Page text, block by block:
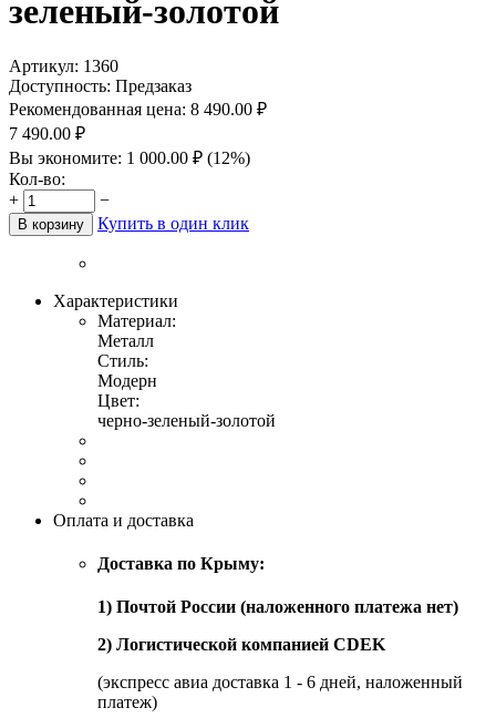
зеленый-золотой
Артикул: 1360
Доступность: Предзаказ
Рекомендованная цена: 8 490.00 ₽
7 490.00 ₽
Вы экономите: 1 000.00 ₽ (12%)
Кол-во:
+
−
В корзину Купить в один клик
Характеристики
Материал:
Металл
Стиль:
Модерн
Цвет:
черно-зеленый-золотой
Оплата и доставка
Доставка по Крыму:
1) Почтой России (наложенного платежа нет)
2) Логистической компанией CDEK
(экспресс авиа доставка 1 - 6 дней, наложенный
платеж)